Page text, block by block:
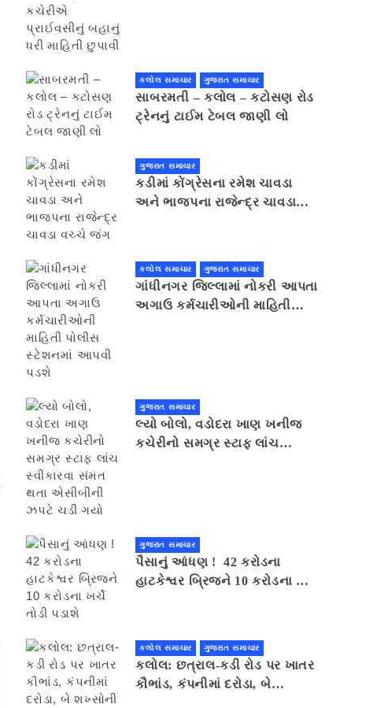
કલોલ સમાચાર ગુજરાત સમાચાર
સાબરમતી – કલોલ – કટોસણ રોડ
ટ્રેનનું ટાઈમ ટેબલ જાણી લો
ગુજરાત સમાચાર
કડીમાં કોંગ્રેસના રમેશ ચાવડા
અને ભાજપના રાજેન્દ્ર ચાવડા
કલોલ સમાચાર ગુજરાત સમાચાર
ગાંધીનગર જિલ્લામાં નોકરી આપતા
અગાઉ કર્મચારીઓની માહિતી
ગુજરાત સમાચાર
લ્યો બોલો, વડોદરા ખાણ ખનીજ
કચેરીનો સમગ્ર સ્ટાફ લાંચ
ગુજરાત સમાચાર
પૈસાનું આંધણ ! 42 કરોડના
હાટકેશ્વર બ્રિજને 10 કરોડના ખર્ચે
કલોલ સમાચાર ગુજરાત સમાચાર
કલોલ: છત્રાલ-કડી રોડ પર ખાતર
કૌભાંડ, કંપનીમાં દરોડા, બે